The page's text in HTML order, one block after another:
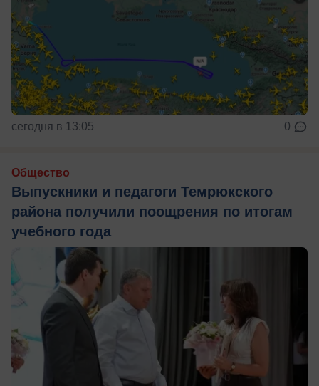
сегодня в 13:05 0
Общество
Выпускники и педагоги Темрюкского
района получили поощрения по итогам
учебного года